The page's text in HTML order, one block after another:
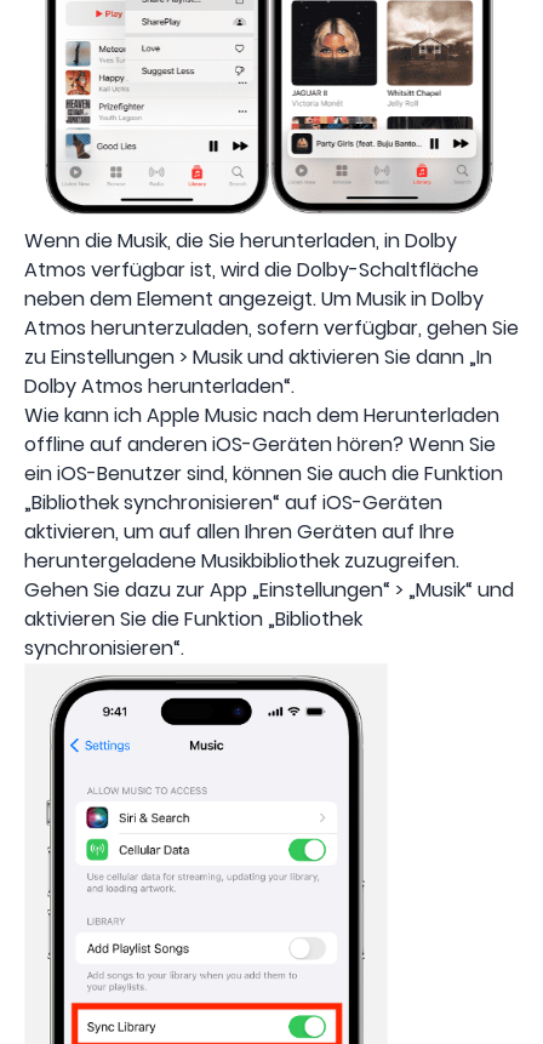
Wenn die Musik, die Sie herunterladen, in Dolby
Atmos verfügbar ist, wird die Dolby-Schaltfläche
neben dem Element angezeigt. Um Musik in Dolby
Atmos herunterzuladen, sofern verfügbar, gehen Sie
zu Einstellungen > Musik und aktivieren Sie dann „In
Dolby Atmos herunterladen“.
Wie kann ich Apple Music nach dem Herunterladen
offline auf anderen iOS-Geräten hören? Wenn Sie
ein iOS-Benutzer sind, können Sie auch die Funktion
„Bibliothek synchronisieren“ auf iOS-Geräten
aktivieren, um auf allen Ihren Geräten auf Ihre
heruntergeladene Musikbibliothek zuzugreifen.
Gehen Sie dazu zur App „Einstellungen“ > „Musik“ und
aktivieren Sie die Funktion „Bibliothek
synchronisieren“.